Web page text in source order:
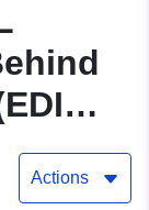
– Za
Actions